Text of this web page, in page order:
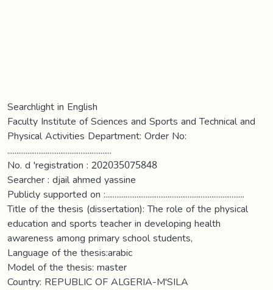
Searchlight in English
Faculty Institute of Sciences and Sports and Technical and
Physical Activities Department: Order No:
.........................................................
No. d 'registration : 202035075848
Searcher : djail ahmed yassine
Publicly supported on :............................................................................
Title of the thesis (dissertation): The role of the physical
education and sports teacher in developing health
awareness among primary school students,
Language of the thesis:arabic
Model of the thesis: master
Country: REPUBLIC OF ALGERIA-M'SILA